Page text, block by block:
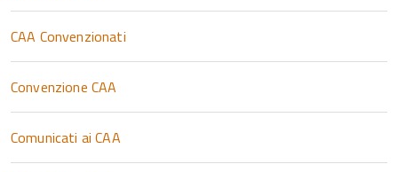
CAA Convenzionati
Convenzione CAA
Comunicati ai CAA